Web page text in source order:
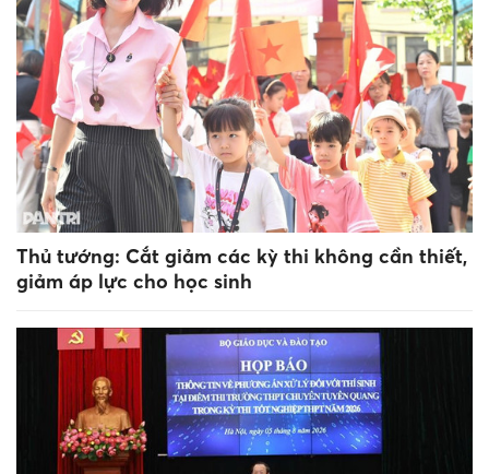
Thủ tướng: Cắt giảm các kỳ thi không cần thiết,
giảm áp lực cho học sinh